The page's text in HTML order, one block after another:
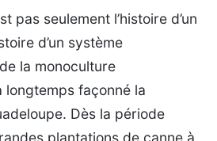
pas seulement l’histoire d’un
d’un système
la monoculture
longtemps façonné la
Dès la période
plantations de canne à